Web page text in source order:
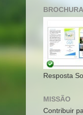
Resposta
MISSÃO
Contribuir